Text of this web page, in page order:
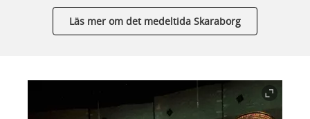
Läs mer om det medeltida Skaraborg